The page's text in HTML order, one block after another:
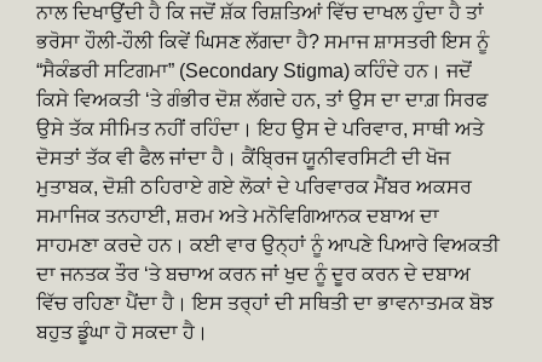
ਨਾਲ ਦਿਖਾਉਂਦੀ ਹੈ ਕਿ ਜਦੋਂ ਸ਼ੱਕ ਰਿਸ਼ਤਿਆਂ ਵਿੱਚ ਦਾਖਲ ਹੁੰਦਾ ਹੈ ਤਾਂ
ਭਰੋਸਾ ਹੌਲੀ-ਹੌਲੀ ਕਿਵੇਂ ਘਿਸਣ ਲੱਗਦਾ ਹੈ? ਸਮਾਜ ਸ਼ਾਸਤਰੀ ਇਸ ਨੂੰ
“ਸੈਕੰਡਰੀ ਸਟਿਗਮਾ” (Secondary Stigma) ਕਹਿੰਦੇ ਹਨ। ਜਦੋਂ
ਕਿਸੇ ਵਿਅਕਤੀ ‘ਤੇ ਗੰਭੀਰ ਦੋਸ਼ ਲੱਗਦੇ ਹਨ, ਤਾਂ ਉਸ ਦਾ ਦਾਗ਼ ਸਿਰਫ
ਉਸੇ ਤੱਕ ਸੀਮਿਤ ਨਹੀਂ ਰਹਿੰਦਾ। ਇਹ ਉਸ ਦੇ ਪਰਿਵਾਰ, ਸਾਥੀ ਅਤੇ
ਦੋਸਤਾਂ ਤੱਕ ਵੀ ਫੈਲ ਜਾਂਦਾ ਹੈ। ਕੈਂਬ੍ਰਿਜ ਯੂਨੀਵਰਸਿਟੀ ਦੀ ਖੋਜ
ਮੁਤਾਬਕ, ਦੋਸ਼ੀ ਠਹਿਰਾਏ ਗਏ ਲੋਕਾਂ ਦੇ ਪਰਿਵਾਰਕ ਮੈਂਬਰ ਅਕਸਰ
ਸਮਾਜਿਕ ਤਨਹਾਈ, ਸ਼ਰਮ ਅਤੇ ਮਨੋਵਿਗਿਆਨਕ ਦਬਾਅ ਦਾ
ਸਾਹਮਣਾ ਕਰਦੇ ਹਨ। ਕਈ ਵਾਰ ਉਨ੍ਹਾਂ ਨੂੰ ਆਪਣੇ ਪਿਆਰੇ ਵਿਅਕਤੀ
ਦਾ ਜਨਤਕ ਤੌਰ ‘ਤੇ ਬਚਾਅ ਕਰਨ ਜਾਂ ਖੁਦ ਨੂੰ ਦੂਰ ਕਰਨ ਦੇ ਦਬਾਅ
ਵਿੱਚ ਰਹਿਣਾ ਪੈਂਦਾ ਹੈ। ਇਸ ਤਰ੍ਹਾਂ ਦੀ ਸਥਿਤੀ ਦਾ ਭਾਵਨਾਤਮਕ ਬੋਝ
ਬਹੁਤ ਡੂੰਘਾ ਹੋ ਸਕਦਾ ਹੈ।